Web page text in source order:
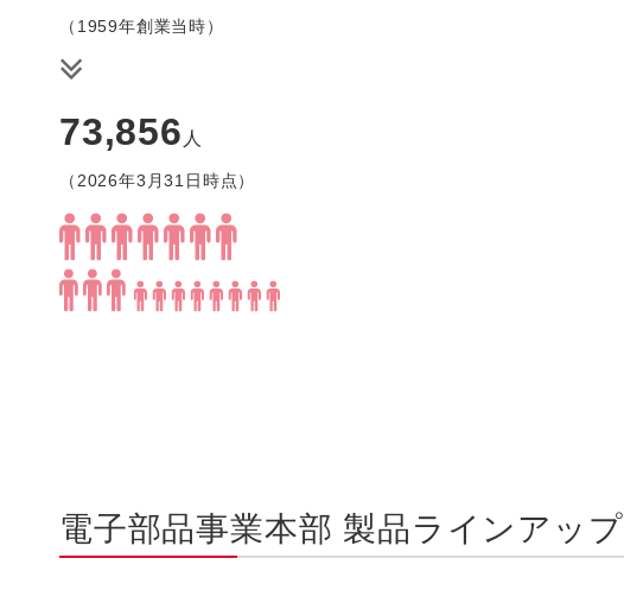
（1959年創業当時）
73,856 人
（2026年3月31日時点）
電子部品事業本部 製品ラインアップ